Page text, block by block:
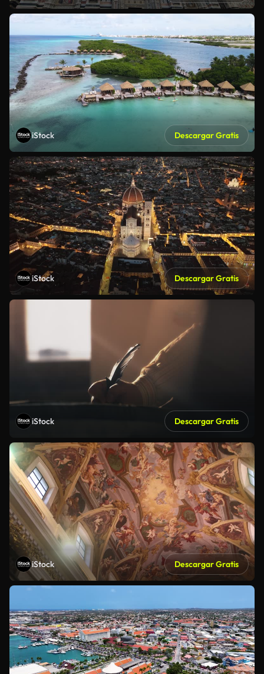
iStock Descargar Gratis
iStock Descargar Gratis
iStock Descargar Gratis
iStock Descargar Gratis